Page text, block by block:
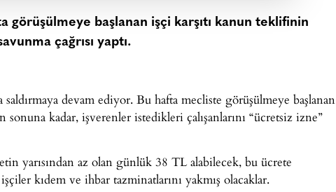
başlanan işçi karşıtı kanun teklifinin
çağrısı yaptı.
devam ediyor. Bu hafta mecliste görüşülmeye başlanan
kadar, işverenler istedikleri çalışanlarını “ücretsiz izne”
yarısından az olan günlük 38 TL alabilecek, bu ücrete
kıdem ve ihbar tazminatlarını yakmış olacaklar.